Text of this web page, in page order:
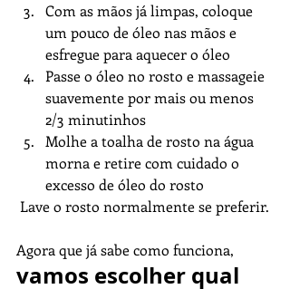
Com as mãos já limpas, coloque
um pouco de óleo nas mãos e
esfregue para aquecer o óleo
Passe o óleo no rosto e massageie
suavemente por mais ou menos
2/3 minutinhos
Molhe a toalha de rosto na água
morna e retire com cuidado o
excesso de óleo do rosto
Lave o rosto normalmente se preferir.
Agora que já sabe como funciona,
vamos escolher qual